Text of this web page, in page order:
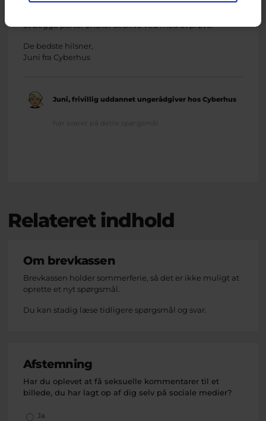
at begge parter ønsker at blive ved med at prøve.
De bedste hilsner,
Juni fra Cyberhus
Juni, frivillig uddannet ungerådgiver hos Cyberhus
har svaret på dette spørgsmål
Relateret indhold
Om brevkassen
Brevkassen holder sommerferie, så det er ikke muligt at
oprette et nyt spørgsmål.
Du kan stadig læse tidligere spørgsmål og svar.
Afstemning
Har du oplevet at få seksuelle kommentarer til et
billede, du har lagt op af dig selv på sociale medier?
Valgmuligheder
Ja